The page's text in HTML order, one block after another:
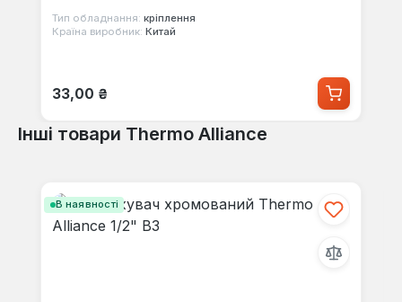
Тип обладнання: кріплення
Країна виробник: Китай
Звичайна ціна:
33,00 ₴
Інші товари Thermo Alliance
В наявності